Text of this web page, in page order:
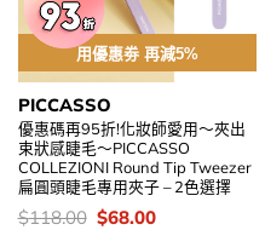
用優惠劵 再減5%
PICCASSO
優惠碼再95折!化妝師愛用～夾出
束狀感睫毛～PICCASSO
COLLEZIONI Round Tip Tweezer
扁圓頭睫毛專用夾子 – 2色選擇
價
$118.00 Original
$68.00Current